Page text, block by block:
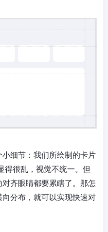
细节：我们所绘制的卡片
得很乱，视觉不统一。但
齐眼睛都要累瞎了。那怎
分布，就可以实现快速对